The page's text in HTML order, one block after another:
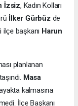
İzsiz, Kadın Kolları
İlker Gürbüz de
başkanı Harun
planlanan
Masa
kalmasına
İlçe Başkanı